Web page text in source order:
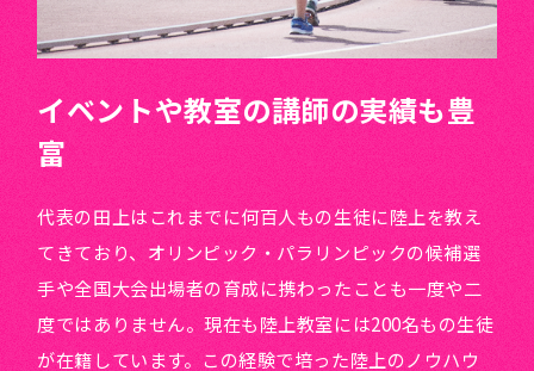
イベントや教室の講師の実績も豊
富
代表の田上はこれまでに何百人もの生徒に陸上を教え
てきており、オリンピック・パラリンピックの候補選
手や全国大会出場者の育成に携わったことも一度や二
度ではありません。現在も陸上教室には200名もの生徒
が在籍しています。この経験で培った陸上のノウハウ